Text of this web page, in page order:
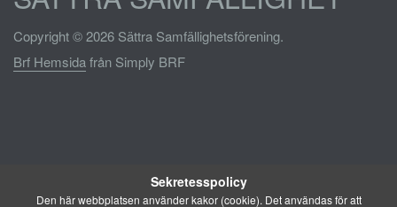
Copyright © 2026 Sättra Samfällighetsförening.
Brf Hemsidafrån Simply BRF
Sekretesspolicy
Den här webbplatsen använder kakor (cookie). Det användas för att